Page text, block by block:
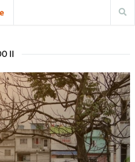
II